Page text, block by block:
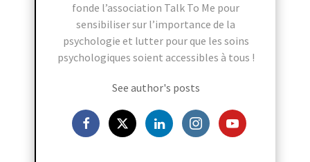
fonde l’association Talk To Me pour
sensibiliser sur l’importance de la
psychologie et lutter pour que les soins
psychologiques soient accessibles à tous !
See author's posts